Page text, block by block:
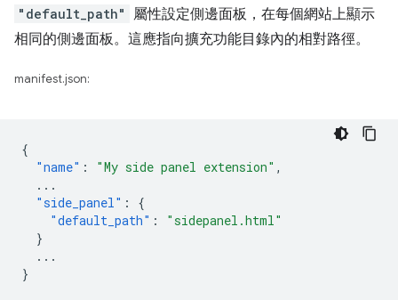
"default_path" 屬性設定側邊面板，在每個網站上顯示
相同的側邊面板。這應指向擴充功能目錄內的相對路徑。
manifest.json:
{
"name" : "My side panel extension" ,
...
"side_panel" :
{
"default_path" :
"sidepanel.html"
}
...
}